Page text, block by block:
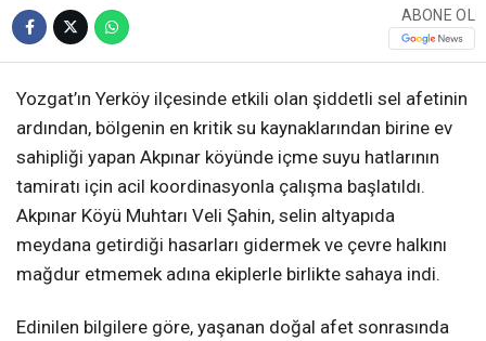
ABONE OL
Yozgat’ın Yerköy ilçesinde etkili olan şiddetli sel afetinin
ardından, bölgenin en kritik su kaynaklarından birine ev
sahipliği yapan Akpınar köyünde içme suyu hatlarının
tamiratı için acil koordinasyonla çalışma başlatıldı.
Akpınar Köyü Muhtarı Veli Şahin, selin altyapıda
meydana getirdiği hasarları gidermek ve çevre halkını
mağdur etmemek adına ekiplerle birlikte sahaya indi.
Edinilen bilgilere göre, yaşanan doğal afet sonrasında